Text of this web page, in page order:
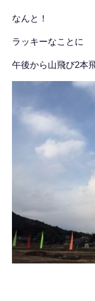
なんと！
ラッキーなことに
午後から山飛び2本